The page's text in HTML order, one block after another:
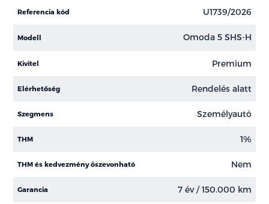
Referencia kód U1739/2026
Modell Omoda 5 SHS-H
Kivitel Premium
Elérhetőség Rendelés alatt
Szegmens Személyautó
THM 1%
THM és kedvezmény öszevonható Nem
Garancia 7 év / 150.000 km